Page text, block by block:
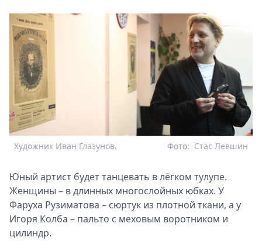
Художник Иван Глазунов. Стас Левшин
Фото:
Юный артист будет танцевать в лёгком тулупе.
Женщины – в длинных многослойных юбках. У
Фаруха Рузиматова – сюртук из плотной ткани, а у
Игоря Колба – пальто с меховым воротником и
цилиндр.